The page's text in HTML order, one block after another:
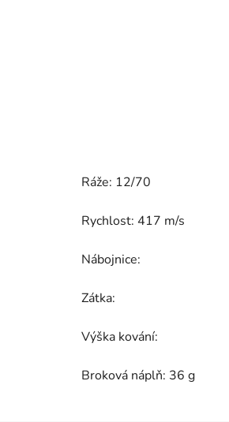
Ráže: 12/70
Rychlost: 417 m/s
Nábojnice:
Zátka:
Výška kování:
Broková náplň: 36 g